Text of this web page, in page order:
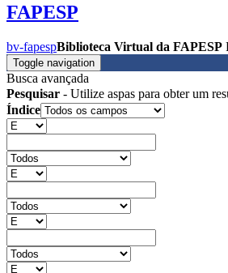
FAPESP
bv-fapespBiblioteca Virtual da FAPESP
Toggle navigation
Busca avançada
Pesquisar - Utilize aspas para obter um
Índice